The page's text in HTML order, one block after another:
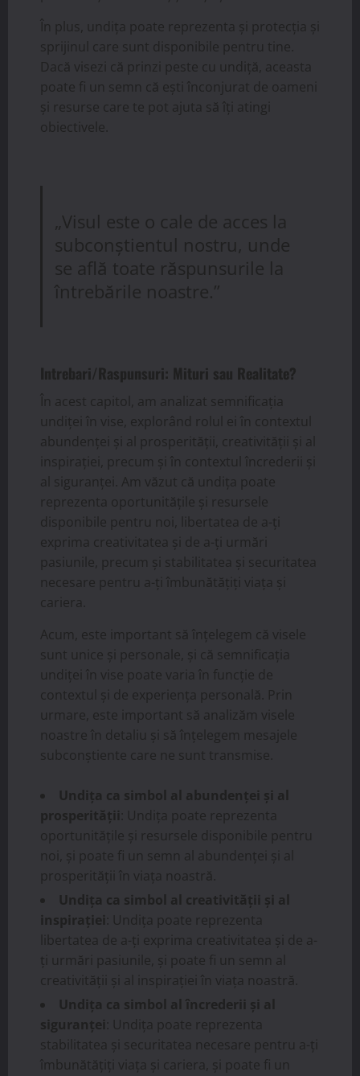
În plus, undița poate reprezenta și protecția și
sprijinul care sunt disponibile pentru tine.
Dacă visezi că prinzi peste cu undiță, aceasta
poate fi un semn că ești înconjurat de oameni
și resurse care te pot ajuta să îți atingi
obiectivele.
„Visul este o cale de acces la
subconștientul nostru, unde
se află toate răspunsurile la
întrebările noastre.”
Intrebari/Raspunsuri: Mituri sau Realitate?
În acest capitol, am analizat semnificația
undiței în vise, explorând rolul ei în contextul
abundenței și al prosperității, creativității și al
inspirației, precum și în contextul încrederii și
al siguranței. Am văzut că undița poate
reprezenta oportunitățile și resursele
disponibile pentru noi, libertatea de a-ți
exprima creativitatea și de a-ți urmări
pasiunile, precum și stabilitatea și securitatea
necesare pentru a-ți îmbunătățiți viața și
cariera.
Acum, este important să înțelegem că visele
sunt unice și personale, și că semnificația
undiței în vise poate varia în funcție de
contextul și de experiența personală. Prin
urmare, este important să analizăm visele
noastre în detaliu și să înțelegem mesajele
subconștiente care ne sunt transmise.
Undița ca simbol al abundenței și al
prosperității : Undița poate reprezenta
oportunitățile și resursele disponibile pentru
noi, și poate fi un semn al abundenței și al
prosperității în viața noastră.
Undița ca simbol al creativității și al
inspirației : Undița poate reprezenta
libertatea de a-ți exprima creativitatea și de a-
ți urmări pasiunile, și poate fi un semn al
creativității și al inspirației în viața noastră.
Undița ca simbol al încrederii și al
siguranței : Undița poate reprezenta
stabilitatea și securitatea necesare pentru a-ți
îmbunătățiți viața și cariera, și poate fi un